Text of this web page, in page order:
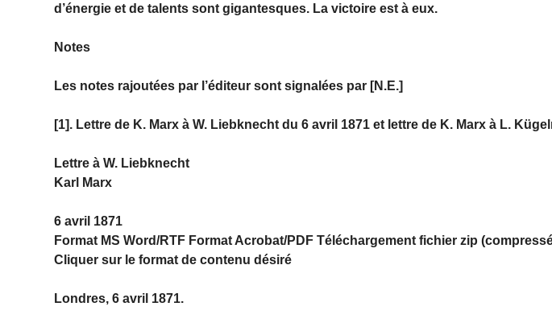
d’énergie et de talents sont gigantesques. La victoire est à eux.
Notes
Les notes rajoutées par l’éditeur sont signalées par [N.E.]
[1]. Lettre de K. Marx à W. Liebknecht du 6 avril 1871 et lettre de K. Marx à L.
Lettre à W. Liebknecht
Karl Marx
6 avril 1871
Format MS Word/RTF Format Acrobat/PDF Téléchargement fichier zip
Cliquer sur le format de contenu désiré
Londres, 6 avril 1871.